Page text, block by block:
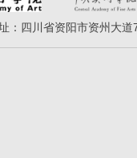
：四川省资阳市资州大